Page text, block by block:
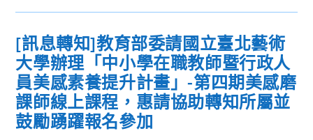
點
及
準
備
指
引
入
審
查
資
料
準
備
轉
逢
甲
大
學
「113
學
[訊息轉知]教育部委請國立臺北藝術
大學辦理「中小學在職教師暨行政人
員美感素養提升計畫」-第四期美感磨
課師線上課程，惠請協助轉知所屬並
鼓勵踴躍報名參加